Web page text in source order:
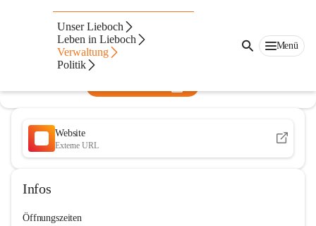
Unser Lieboch
Leben in Lieboch
Verwaltung
Politik
Menü
Musikschule Lieboch
@musikschule-lieboch
Musikschule, Verein
Website
Externe URL
Infos
Öffnungszeiten